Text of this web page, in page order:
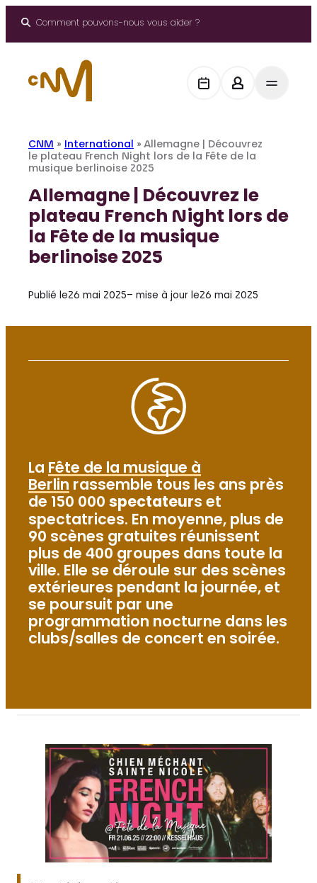
Comment pouvons-nous vous aider ?
CNM » International » Allemagne | Découvrez
le plateau French Night lors de la Fête de la
musique berlinoise 2025
Allemagne | Découvrez le
plateau French Night lors de
la Fête de la musique
berlinoise 2025
Publié le26 mai 2025– mise à jour le26 mai 2025
La Fête de la musique à
Berlin rassemble tous les ans près
de 150 000 spectateurs et
spectatrices. En moyenne, plus de
90 scènes gratuites réunissent
plus de 400 groupes dans toute la
ville. Elle se déroule sur des scènes
extérieures pendant la journée, et
se poursuit par une
programmation nocturne dans les
clubs/salles de concert en soirée.